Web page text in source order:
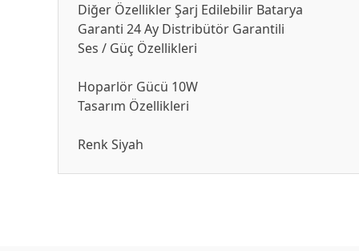
Diğer ÖzelliklerŞarj Edilebilir Batarya
Garanti 24 Ay Distribütör Garantili
Ses / Güç Özellikleri
Hoparlör Gücü 10W
Tasarım Özellikleri
Renk Siyah